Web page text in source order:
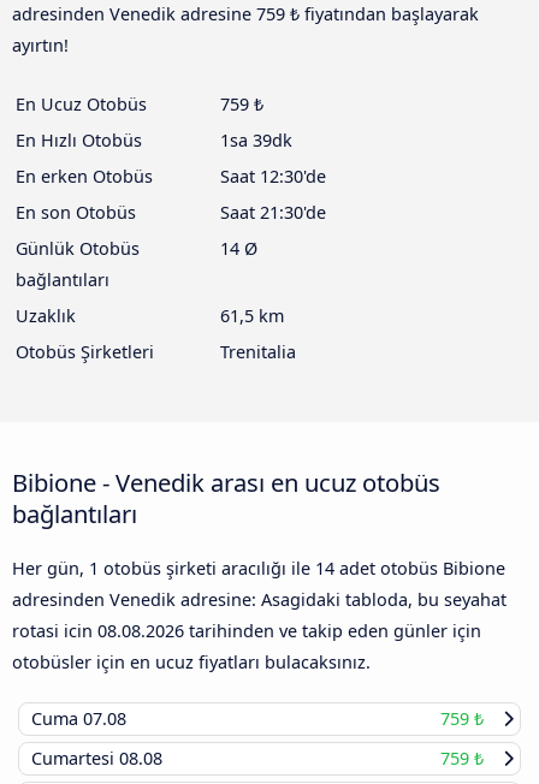
adresinden Venedik adresine 759 ₺ fiyatından başlayarak
ayırtın!
En Ucuz Otobüs
759 ₺
En Hızlı Otobüs
1sa 39dk
En erken Otobüs
Saat 12:30'de
En son Otobüs
Saat 21:30'de
Günlük Otobüs
bağlantıları
14 Ø
Uzaklık
61,5 km
Otobüs Şirketleri
Trenitalia
Bibione - Venedik arası en ucuz otobüs
bağlantıları
Her gün, 1 otobüs şirketi aracılığı ile 14 adet otobüs Bibione
adresinden Venedik adresine: Asagidaki tabloda, bu seyahat
rotasi icin 08.08.2026 tarihinden ve takip eden günler için
otobüsler için en ucuz fiyatları bulacaksınız.
Cuma 07.08
759 ₺
Cumartesi 08.08
759 ₺